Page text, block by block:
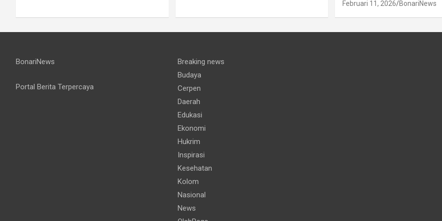
Februari 11, 2026 BonariNews
BonariNews
Portal Berita Terpercaya
Breaking news
Budaya
Cerpen
Daerah
Edukasi
Ekonomi
Hukrim
Inspirasi
Kesehatan
Kolom
Nasional
News